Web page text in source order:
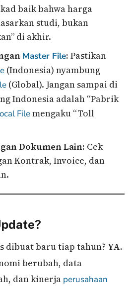
baik bahwa harga
studi, bukan
di akhir.
Master File: Pastikan
(Indonesia) nyambung
(Global). Jangan sampai di
Indonesia adalah “Pabrik
Filemengaku “Toll
Dokumen Lain: Cek
Kontrak, Invoice, dan
dibuat baru tiap tahun? YA.
berubah, data
dan kinerja perusahaan